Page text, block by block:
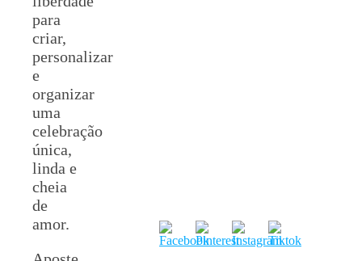
para
criar,
personalizar
e
organizar
uma
celebração
única,
linda e
cheia
de
amor.